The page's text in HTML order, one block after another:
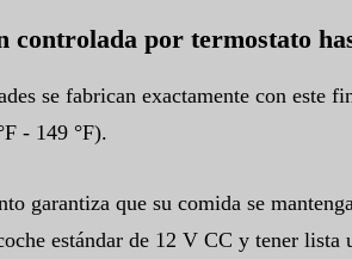
controlada por termostato
se fabrican exactamente con este
- 149 °F).
garantiza que su comida se
estándar de 12 V CC y tener